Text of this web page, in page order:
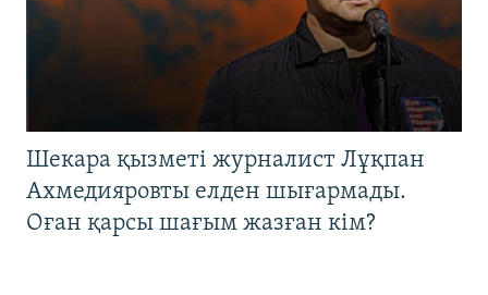
Шекара қызметі журналист Лұқпан
Ахмедияровты елден шығармады.
Оған қарсы шағым жазған кім?